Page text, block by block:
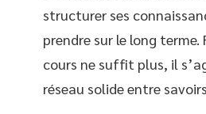
structurer ses
prendre sur le long terme.
cours ne suffit plus, il
réseau solide entre